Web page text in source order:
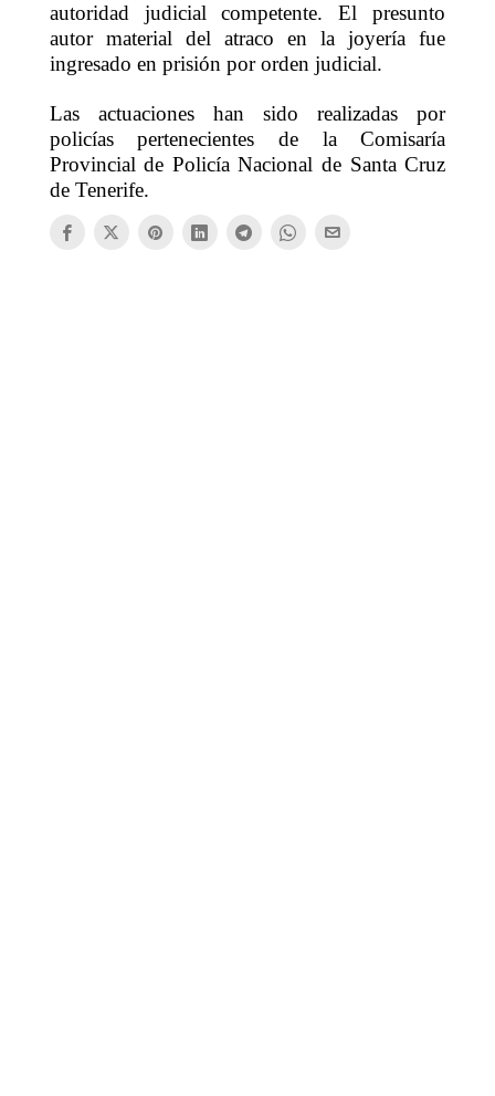
autoridad judicial competente. El presunto
autor material del atraco en la joyería fue
ingresado en prisión por orden judicial.
Las actuaciones han sido realizadas por
policías pertenecientes de la Comisaría
Provincial de Policía Nacional de Santa Cruz
de Tenerife.